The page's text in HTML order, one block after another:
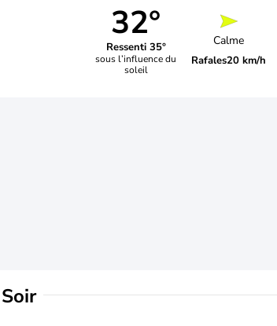
32°
Ressenti 35°
sous l’influence du
soleil
Calme
Rafales20 km/h
Soir